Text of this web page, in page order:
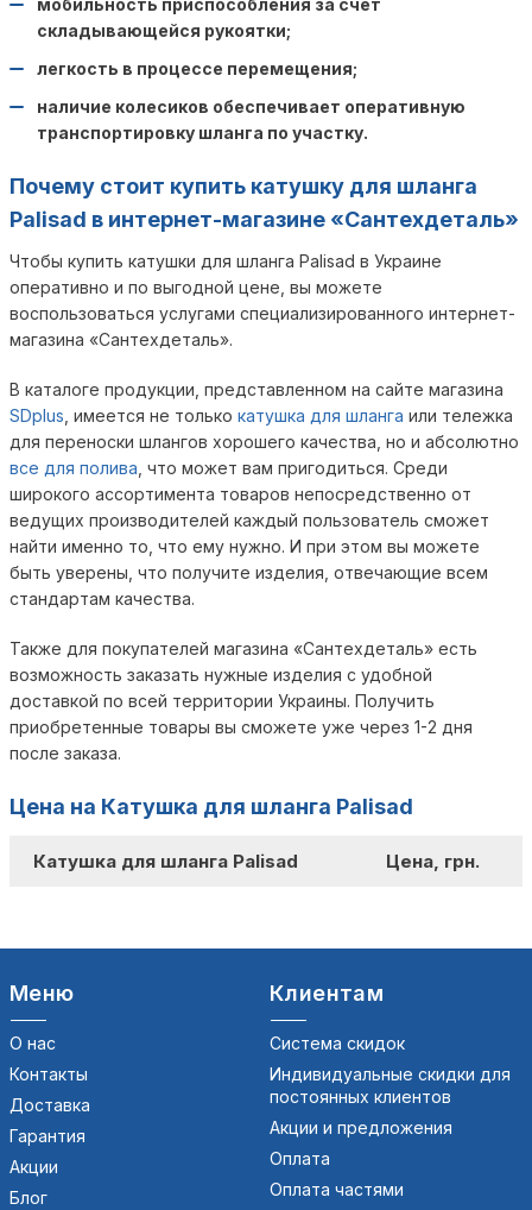
мобильность приспособления за счет
складывающейся рукоятки;
легкость в процессе перемещения;
наличие колесиков обеспечивает оперативную
транспортировку шланга по участку.
Почему стоит купить катушку для шланга
Palisad в интернет-магазине «Сантехдеталь»
Чтобы купить катушки для шланга Palisad в Украине
оперативно и по выгодной цене, вы можете
воспользоваться услугами специализированного интернет-
магазина «Сантехдеталь».
В каталоге продукции, представленном на сайте магазина
SDplus , имеется не только катушка для шланга или тележка
для переноски шлангов хорошего качества, но и абсолютно
все для полива , что может вам пригодиться. Среди
широкого ассортимента товаров непосредственно от
ведущих производителей каждый пользователь сможет
найти именно то, что ему нужно. И при этом вы можете
быть уверены, что получите изделия, отвечающие всем
стандартам качества.
Также для покупателей магазина «Сантехдеталь» есть
возможность заказать нужные изделия с удобной
доставкой по всей территории Украины. Получить
приобретенные товары вы сможете уже через 1-2 дня
после заказа.
Цена на Катушка для шланга Palisad
Катушка для шланга Palisad Цена, грн.
Меню
О нас
Контакты
Доставка
Гарантия
Акции
Блог
Клиентам
Система скидок
Индивидуальные скидки для
постоянных клиентов
Акции и предложения
Оплата
Оплата частями